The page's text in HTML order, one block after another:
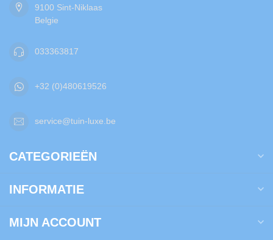
9100 Sint-Niklaas
Belgie
033363817
+32 (0)480619526
service@tuin-luxe.be
CATEGORIEËN
INFORMATIE
MIJN ACCOUNT